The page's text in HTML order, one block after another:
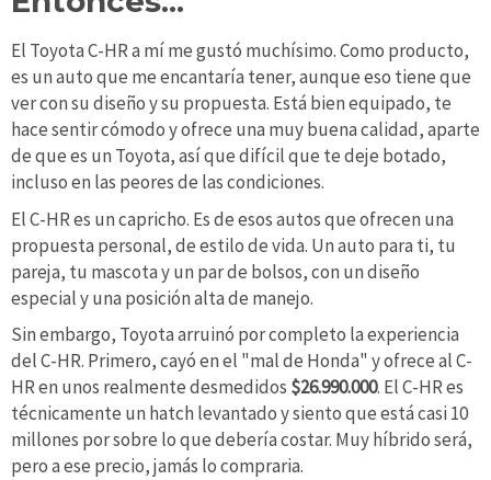
El Toyota C-HR a mí me gustó muchísimo. Como producto,
es un auto que me encantaría tener, aunque eso tiene que
ver con su diseño y su propuesta. Está bien equipado, te
hace sentir cómodo y ofrece una muy buena calidad, aparte
de que es un Toyota, así que difícil que te deje botado,
incluso en las peores de las condiciones.
El C-HR es un capricho. Es de esos autos que ofrecen una
propuesta personal, de estilo de vida. Un auto para ti, tu
pareja, tu mascota y un par de bolsos, con un diseño
especial y una posición alta de manejo.
Sin embargo, Toyota arruinó por completo la experiencia
del C-HR. Primero, cayó en el "mal de Honda" y ofrece al C-
HR en unos realmente desmedidos $26.990.000. El C-HR es
técnicamente un hatch levantado y siento que está casi 10
millones por sobre lo que debería costar. Muy híbrido será,
pero a ese precio, jamás lo compraria.